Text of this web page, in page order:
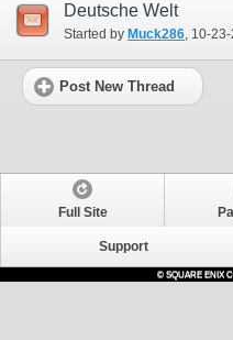
Deutsche Welt
Started by Muck286 ‎, 10-
Post New Thread
Full Site
Support
© SQUARE ENIX